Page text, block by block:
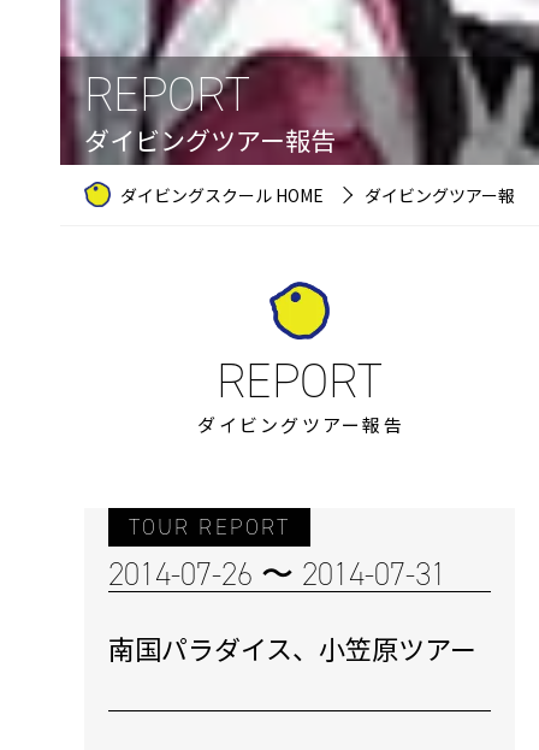
REPORT
ダイビングツアー報告
ダイビングスクール HOME ダイビングツアー報告
ダイビングツアー報告
TOUR REPORT
2014-07-26 〜 2014-07-31
南国パラダイス、小笠原ツアー